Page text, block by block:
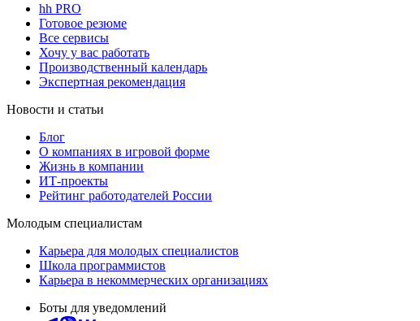
hh PRO
Готовое резюме
Все сервисы
Хочу у вас работать
Производственный календарь
Экспертная рекомендация
Новости и статьи
Блог
О компаниях в игровой форме
Жизнь в компании
ИТ-проекты
Рейтинг работодателей России
Молодым специалистам
Карьера для молодых специалистов
Школа программистов
Карьера в некоммерческих организациях
Боты для уведомлений